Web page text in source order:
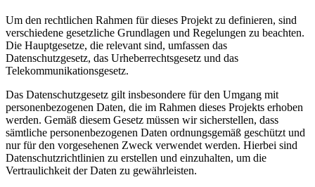
Um den ⁢rechtlichen Rahmen für dieses Projekt zu definieren, sind
verschiedene gesetzliche Grundlagen und⁢ Regelungen zu beachten.
Die Hauptgesetze, ​die relevant sind, ​umfassen das
Datenschutzgesetz, das Urheberrechtsgesetz und das
Telekommunikationsgesetz.
Das ‍Datenschutzgesetz gilt ‍insbesondere für den⁤ Umgang mit
personenbezogenen Daten, die im Rahmen dieses Projekts erhoben
werden. Gemäß diesem Gesetz müssen wir sicherstellen,‌ dass
sämtliche personenbezogenen​ Daten ordnungsgemäß geschützt und
nur für den vorgesehenen Zweck ⁢verwendet werden. Hierbei sind
Datenschutzrichtlinien zu erstellen und einzuhalten, um die
Vertraulichkeit der Daten zu gewährleisten.